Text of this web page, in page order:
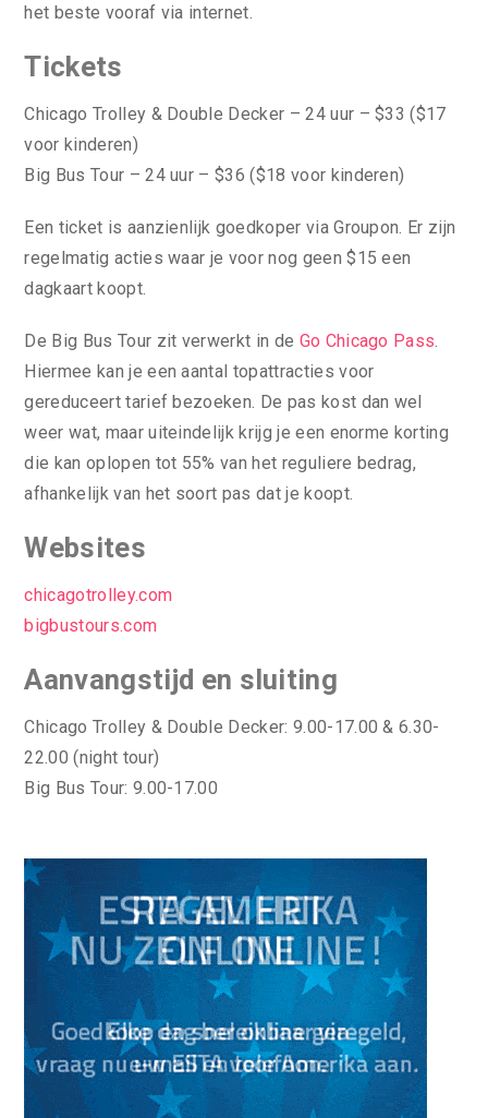
het beste vooraf via internet.
Tickets
Chicago Trolley & Double Decker – 24 uur – $33 ($17
voor kinderen)
Big Bus Tour – 24 uur – $36 ($18 voor kinderen)
Een ticket is aanzienlijk goedkoper via Groupon. Er zijn
regelmatig acties waar je voor nog geen $15 een
dagkaart koopt.
De Big Bus Tour zit verwerkt in de Go Chicago Pass
Hiermee kan je een aantal topattracties voor
gereduceert tarief bezoeken. De pas kost dan wel
weer wat, maar uiteindelijk krijg je een enorme korting
die kan oplopen tot 55% van het reguliere bedrag,
afhankelijk van het soort pas dat je koopt.
Websites
chicagotrolley.com
bigbustours.com
Aanvangstijd en sluiting
Chicago Trolley & Double Decker: 9.00-17.00 & 6.30-
22.00 (night tour)
Big Bus Tour: 9.00-17.00